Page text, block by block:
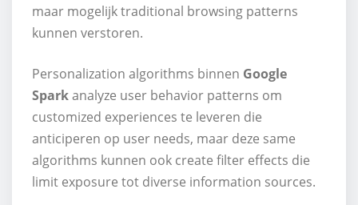
maar mogelijk traditional browsing patterns
kunnen verstoren.
Personalization algorithms binnen Google
Sparkanalyze user behavior patterns om
customized experiences te leveren die
anticiperen op user needs, maar deze same
algorithms kunnen ook create filter effects die
limit exposure tot diverse information sources.